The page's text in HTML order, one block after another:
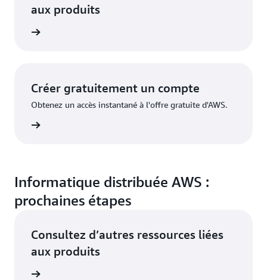
aux produits
Créer gratuitement un compte
Obtenez un accès instantané à l'offre gratuite d'AWS.
Informatique distribuée AWS :
prochaines étapes
Consultez d’autres ressources liées
aux produits